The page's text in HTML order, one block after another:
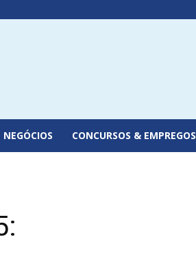
NEGÓCIOS CONCURSOS & EMPREGOS